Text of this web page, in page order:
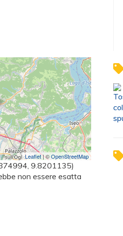
Leaflet| ©OpenStreetMap
9.8201135)
non essere esatta